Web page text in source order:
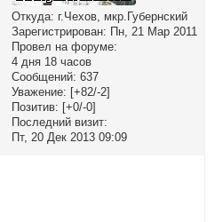
Откуда: г.Чехов, мкр.Губернский
Зарегистрирован: Пн, 21 Мар 2011
Провел на форуме:
4 дня 18 часов
Сообщений: 637
Уважение: [+82/-2]
Позитив: [+0/-0]
Последний визит:
Пт, 20 Дек 2013 09:09